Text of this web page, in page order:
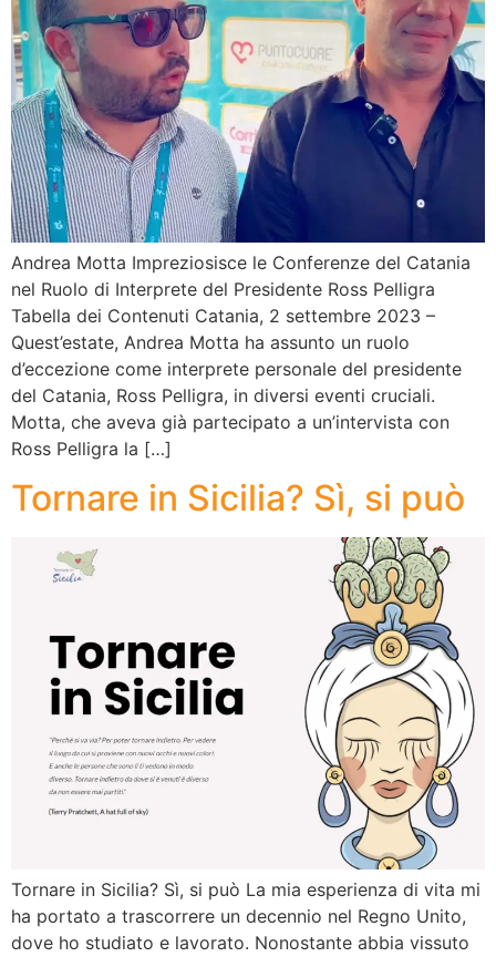
Andrea Motta Impreziosisce le Conferenze del Catania
nel Ruolo di Interprete del Presidente Ross Pelligra
Tabella dei Contenuti Catania, 2 settembre 2023 –
Quest’estate, Andrea Motta ha assunto un ruolo
d’eccezione come interprete personale del presidente
del Catania, Ross Pelligra, in diversi eventi cruciali.
Motta, che aveva già partecipato a un’intervista con
Ross Pelligra la […]
Tornare in Sicilia? Sì, si può
Tornare in Sicilia? Sì, si può La mia esperienza di vita mi
ha portato a trascorrere un decennio nel Regno Unito,
dove ho studiato e lavorato. Nonostante abbia vissuto